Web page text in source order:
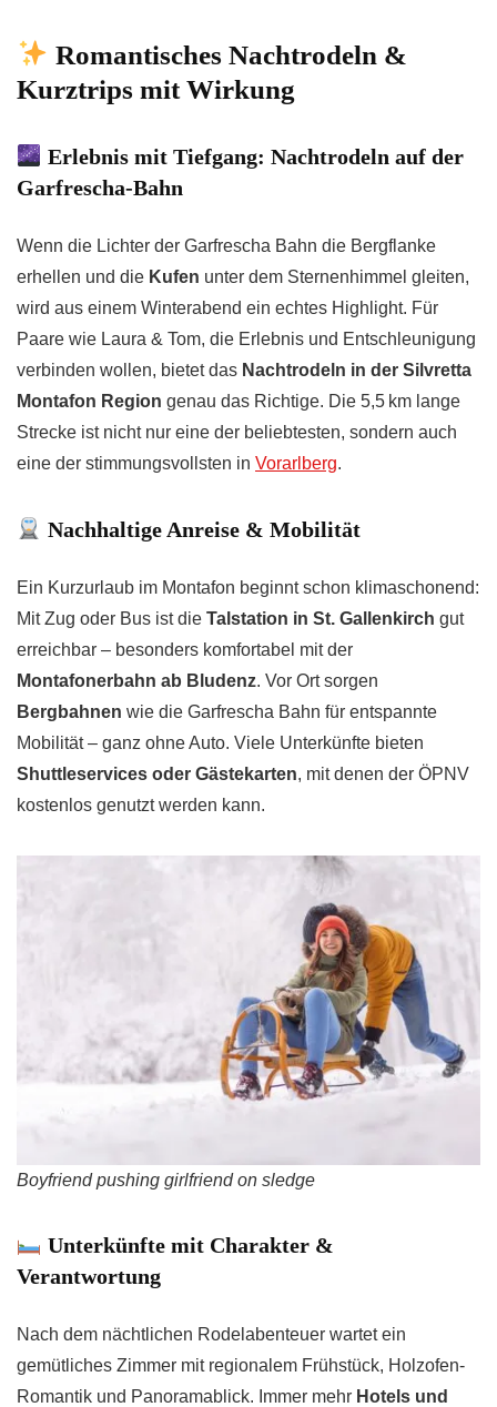
Romantisches Nachtrodeln &
Kurztrips mit Wirkung
Erlebnis mit Tiefgang: Nachtrodeln auf der
Garfrescha-Bahn
Wenn die Lichter der Garfrescha Bahn die Bergflanke
erhellen und die Kufen unter dem Sternenhimmel gleiten,
wird aus einem Winterabend ein echtes Highlight. Für
Paare wie Laura & Tom, die Erlebnis und Entschleunigung
verbinden wollen, bietet das Nachtrodeln in der Silvretta
Montafon Region genau das Richtige. Die 5,5 km lange
Strecke ist nicht nur eine der beliebtesten, sondern auch
eine der stimmungsvollsten in Vorarlberg.
Nachhaltige Anreise & Mobilität
Ein Kurzurlaub im Montafon beginnt schon klimaschonend:
Mit Zug oder Bus ist die Talstation in St. Gallenkirch gut
erreichbar – besonders komfortabel mit der
Montafonerbahn ab Bludenz. Vor Ort sorgen
Bergbahnen wie die Garfrescha Bahn für entspannte
Mobilität – ganz ohne Auto. Viele Unterkünfte bieten
Shuttleservices oder Gästekarten, mit denen der ÖPNV
kostenlos genutzt werden kann.
Boyfriend pushing girlfriend on sledge
Unterkünfte mit Charakter &
Verantwortung
Nach dem nächtlichen Rodelabenteuer wartet ein
gemütliches Zimmer mit regionalem Frühstück, Holzofen-
Romantik und Panoramablick. Immer mehr Hotels und